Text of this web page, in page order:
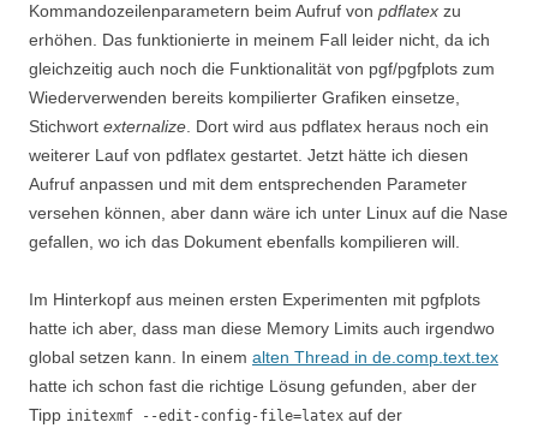
Kommandozeilenparametern beim Aufruf von pdflatex zu
erhöhen. Das funktionierte in meinem Fall leider nicht, da ich
gleichzeitig auch noch die Funktionalität von pgf/pgfplots zum
Wiederverwenden bereits kompilierter Grafiken einsetze,
Stichwort externalize . Dort wird aus pdflatex heraus noch ein
weiterer Lauf von pdflatex gestartet. Jetzt hätte ich diesen
Aufruf anpassen und mit dem entsprechenden Parameter
versehen können, aber dann wäre ich unter Linux auf die Nase
gefallen, wo ich das Dokument ebenfalls kompilieren will.
Im Hinterkopf aus meinen ersten Experimenten mit pgfplots
hatte ich aber, dass man diese Memory Limits auch irgendwo
global setzen kann. In einem alten Thread in de.comp.text.tex
hatte ich schon fast die richtige Lösung gefunden, aber der
Tipp initexmf --edit-config-file=latex auf der